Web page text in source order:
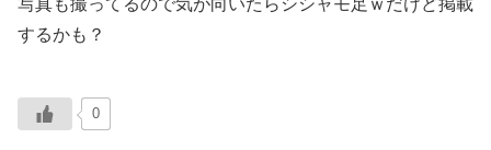
するかも？
0